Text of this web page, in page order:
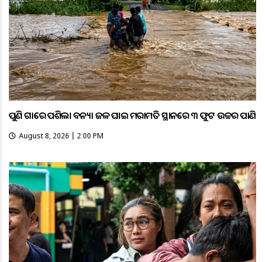
ପୁଣି ଗାଁରେ ପଶିଲା ବନ୍ୟା ଜଳ ଘାଇ ମରାମତି ସ୍ଥାନରେ ୩ ଫୁଟ ଉଚ୍ଚର ପାଣି
August 8, 2026 | 2:00 PM